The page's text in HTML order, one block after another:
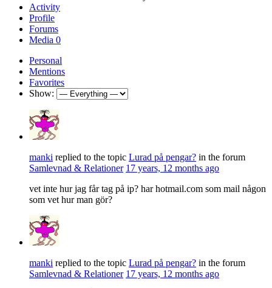
Activity
Profile
Forums
Media 0
Personal
Mentions
Favorites
Show:
manki replied to the topic Lurad på pengar? in the forum
Samlevnad & Relationer 17 years, 12 months ago
vet inte hur jag får tag på ip? har hotmail.com som mail någon
som vet hur man gör?
manki replied to the topic Lurad på pengar? in the forum
Samlevnad & Relationer 17 years, 12 months ago